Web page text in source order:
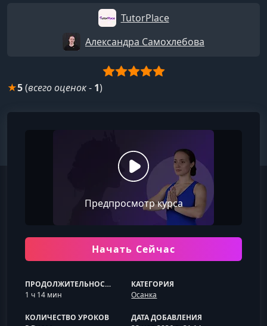
TutorPlace
Александра Самохлебова
★5(всего оценок- 1)
Предпросмотр курса
Начать Сейчас
ПРОДОЛЖИТЕЛЬНОСТЬ
1 ч 14 мин
КАТЕГОРИЯ
Осанка
КОЛИЧЕСТВО УРОКОВ
ДАТА ДОБАВЛЕНИЯ